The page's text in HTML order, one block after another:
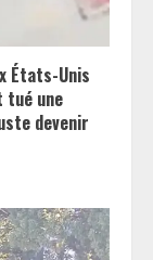
États-Unis
tué une
devenir